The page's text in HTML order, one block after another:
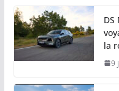
DS
la
9